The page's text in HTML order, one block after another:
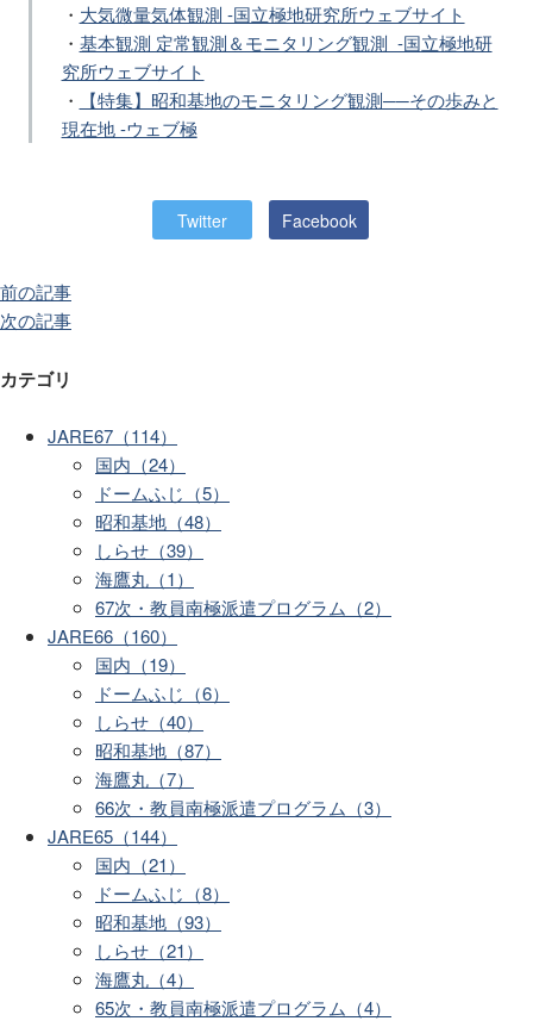
・ 大気微量気体観測 -国立極地研究所ウェブサイト
・ 基本観測 定常観測＆モニタリング観測 -国立極地研
究所ウェブサイト
・
【特集】昭和基地のモニタリング観測──その歩みと
現在地 -ウェブ極
Twitter Facebook
前の記事
次の記事
カテゴリ
JARE67（114）
国内（24）
ドームふじ（5）
昭和基地（48）
しらせ（39）
海鷹丸（1）
67次・教員南極派遣プログラム（2）
JARE66（160）
国内（19）
ドームふじ（6）
しらせ（40）
昭和基地（87）
海鷹丸（7）
66次・教員南極派遣プログラム（3）
JARE65（144）
国内（21）
ドームふじ（8）
昭和基地（93）
しらせ（21）
海鷹丸（4）
65次・教員南極派遣プログラム（4）